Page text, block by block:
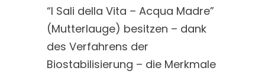
“I Sali della Vita – Acqua Madre”
(Mutterlauge) besitzen – dank
des Verfahrens der
Biostabilisierung – die Merkmale